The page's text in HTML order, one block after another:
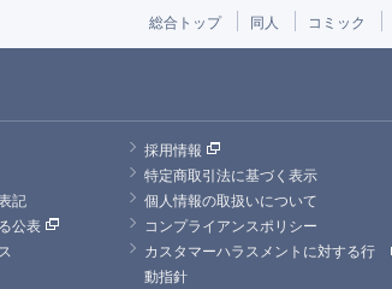
総合トップ 同人 コミック
採用情報
特定商取引法に基づく表示
記
個人情報の取扱いについて
公表
コンプライアンスポリシー
カスタマーハラスメントに対する行
動指針